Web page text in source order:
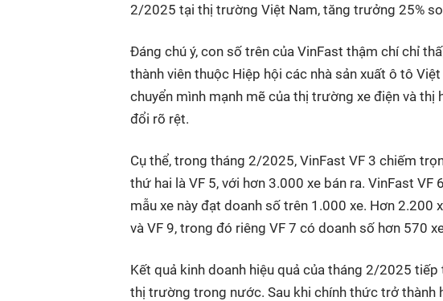
2/2025 tại thị trường Việt Nam, tăng trưởng 25%
Đáng chú ý, con số trên của VinFast thậm chí chỉ
thành viên thuộc Hiệp hội các nhà sản xuất ô tô
chuyển mình mạnh mẽ của thị trường xe điện và
đổi rõ rệt.
Cụ thể, trong tháng 2/2025, VinFast VF 3 chiếm
thứ hai là VF 5, với hơn 3.000 xe bán ra. VinFast
mẫu xe này đạt doanh số trên 1.000 xe. Hơn 2.200
và VF 9, trong đó riêng VF 7 có doanh số hơn 570
Kết quả kinh doanh hiệu quả của tháng 2/2025
thị trường trong nước. Sau khi chính thức trở